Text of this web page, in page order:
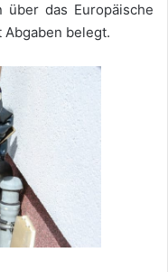
das Europäische
Abgaben belegt.